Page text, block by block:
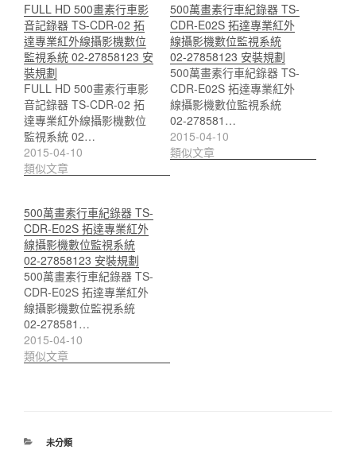
FULL HD 500畫素行車影
音記錄器 TS-CDR-02 拓
達專業紅外線攝影機數位
監視系統 02-27858123 安
裝規劃
FULL HD 500畫素行車影
音記錄器 TS-CDR-02 拓
達專業紅外線攝影機數位
監視系統 02…
2015-04-10
類似文章
500萬畫素行車紀錄器 TS-
CDR-E02S 拓達專業紅外
線攝影機數位監視系統
02-27858123 安裝規劃
500萬畫素行車紀錄器 TS-
CDR-E02S 拓達專業紅外
線攝影機數位監視系統
02-278581…
2015-04-10
類似文章
500萬畫素行車紀錄器 TS-
CDR-E02S 拓達專業紅外
線攝影機數位監視系統
02-27858123 安裝規劃
500萬畫素行車紀錄器 TS-
CDR-E02S 拓達專業紅外
線攝影機數位監視系統
02-278581…
2015-04-10
類似文章
分
未分類